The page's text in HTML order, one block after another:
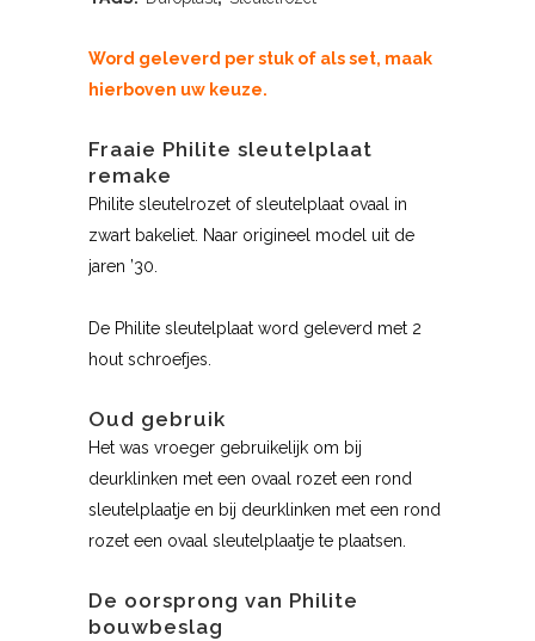
Word geleverd per stuk of als set, maak
hierboven uw keuze.
Fraaie Philite sleutelplaat
remake
Philite sleutelrozet of sleutelplaat ovaal in
zwart bakeliet. Naar origineel model uit de
jaren ’30.
De Philite sleutelplaat word geleverd met 2
hout schroefjes.
Oud gebruik
Het was vroeger gebruikelijk om bij
deurklinken met een ovaal rozet een rond
sleutelplaatje en bij deurklinken met een rond
rozet een ovaal sleutelplaatje te plaatsen.
De oorsprong van Philite
bouwbeslag